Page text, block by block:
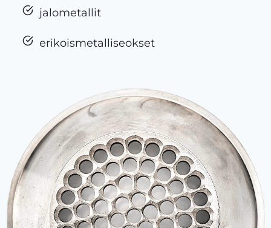
jalometallit
erikoismetalliseokset